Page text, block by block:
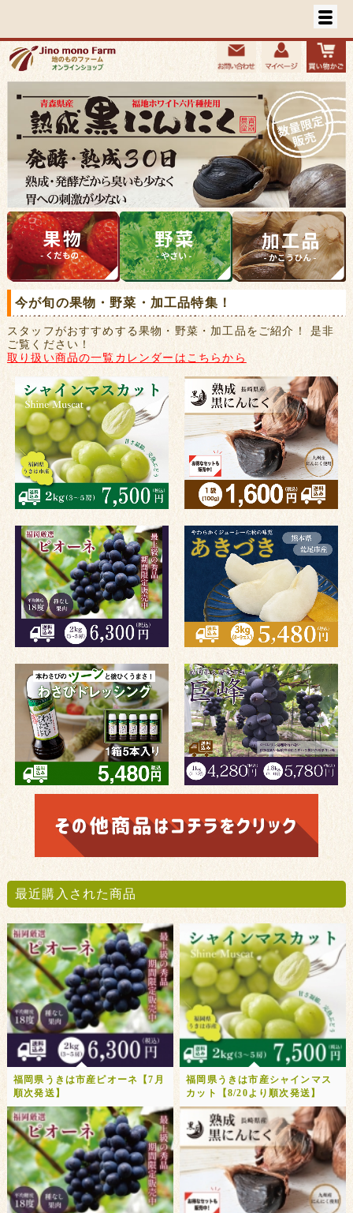
今が旬の果物・野菜・加工品特集！
スタッフがおすすめする果物・野菜・加工品をご紹介！ 是非
ご覧ください！
取り扱い商品の一覧カレンダーはこちらから
最近購入された商品
福岡県うきは市産ピオーネ【7月
順次発送】
福岡県うきは市産シャインマス
カット【8/20より順次発送】